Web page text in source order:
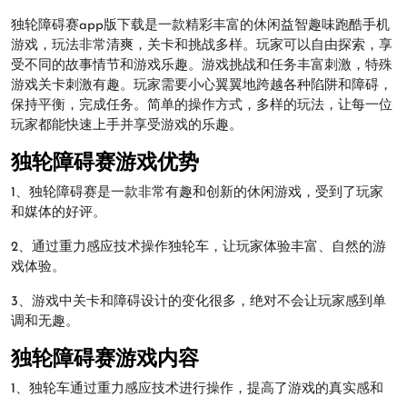
独轮障碍赛app版下载是一款精彩丰富的休闲益智趣味跑酷手机
游戏，玩法非常清爽，关卡和挑战多样。玩家可以自由探索，享
受不同的故事情节和游戏乐趣。游戏挑战和任务丰富刺激，特殊
游戏关卡刺激有趣。玩家需要小心翼翼地跨越各种陷阱和障碍，
保持平衡，完成任务。简单的操作方式，多样的玩法，让每一位
玩家都能快速上手并享受游戏的乐趣。
独轮障碍赛游戏优势
1、独轮障碍赛是一款非常有趣和创新的休闲游戏，受到了玩家
和媒体的好评。
2、通过重力感应技术操作独轮车，让玩家体验丰富、自然的游
戏体验。
3、游戏中关卡和障碍设计的变化很多，绝对不会让玩家感到单
调和无趣。
独轮障碍赛游戏内容
1、独轮车通过重力感应技术进行操作，提高了游戏的真实感和